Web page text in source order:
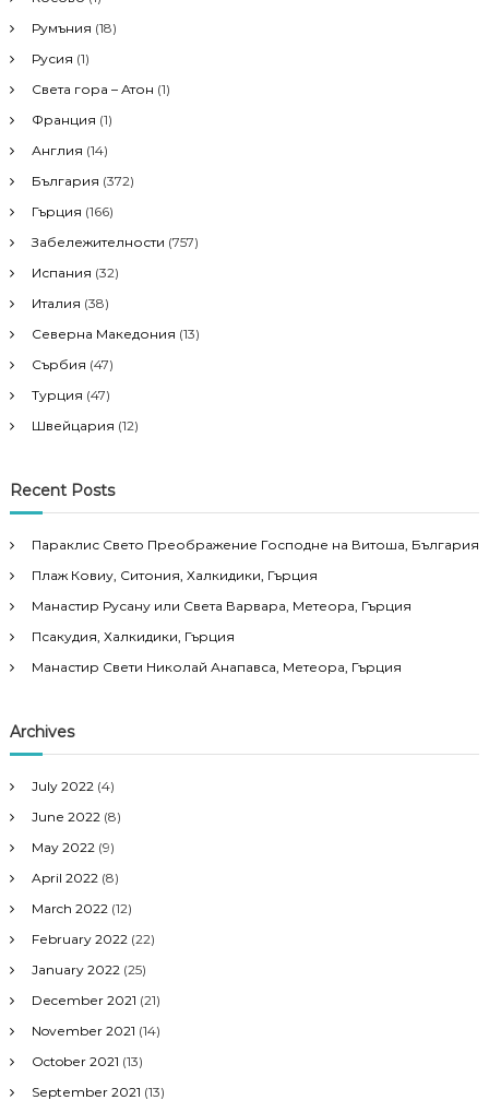
r
Румъния (18)
Русия (1)
Света гора – Атон (1)
Франция (1)
Англия (14)
България (372)
Гърция (166)
Забележителности (757)
Испания (32)
Италия (38)
Северна Македония (13)
Сърбия (47)
Турция (47)
Швейцария (12)
Recent Posts
Параклис Свето Преображение Господне на Витоша, България
Плаж Ковиу, Ситония, Халкидики, Гърция
Манастир Русану или Света Варвара, Метеора, Гърция
Псакудия, Халкидики, Гърция
Манастир Свети Николай Анапавса, Метеора, Гърция
Archives
July 2022 (4)
June 2022 (8)
May 2022 (9)
April 2022 (8)
March 2022 (12)
February 2022 (22)
January 2022 (25)
December 2021 (21)
November 2021 (14)
October 2021 (13)
September 2021 (13)